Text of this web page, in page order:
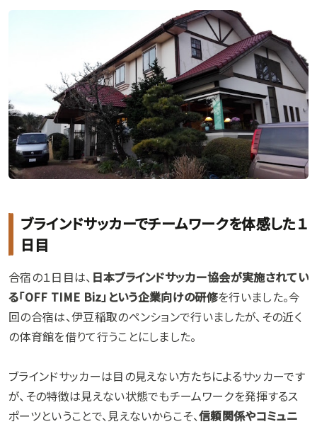
ブラインドサッカーでチームワークを体感した１
日目
合宿の１日目は、 日本ブラインドサッカー協会が実施されてい
る「OFF TIME Biz」という企業向けの研修を行いました。今
回の合宿は、伊豆稲取のペンションで行いましたが、その近く
の体育館を借りて行うことにしました。
ブラインドサッカーは目の見えない方たちによるサッカーです
が、その特徴は見えない状態でもチームワークを発揮するス
ポーツということで、見えないからこそ、信頼関係やコミュニ